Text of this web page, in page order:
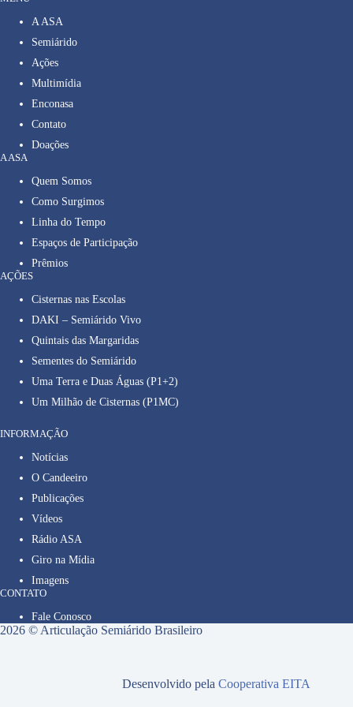
A ASA
Semiárido
Ações
Multimídia
Enconasa
Contato
Doações
A ASA
Quem Somos
Como Surgimos
Linha do Tempo
Espaços de Participação
Prêmios
AÇÕES
Cisternas nas Escolas
DAKI – Semiárido Vivo
Quintais das Margaridas
Sementes do Semiárido
Uma Terra e Duas Águas (P1+2)
Um Milhão de Cisternas (P1MC)
INFORMAÇÃO
Notícias
O Candeeiro
Publicações
Vídeos
Rádio ASA
Giro na Mídia
Imagens
CONTATO
Fale Conosco
2026 © Articulação Semiárido Brasileiro
Desenvolvido pelaCooperativa EITA